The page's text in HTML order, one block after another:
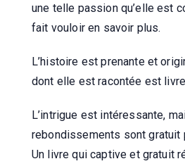
une telle passion qu’elle est
fait vouloir en savoir plus.
L’histoire est prenante et
dont elle est racontée est
L’intrigue est intéressante,
rebondissements sont gratuit
Un livre qui captive et gratuit